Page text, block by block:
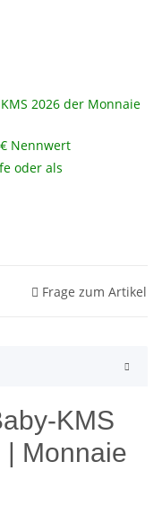
2026 der Monnaie
Nennwert
oder als
Frage zum Artikel
KMS
| Monnaie